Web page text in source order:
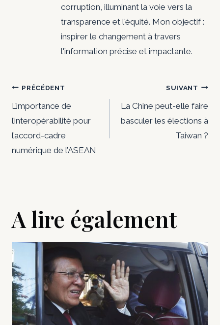
corruption, illuminant la voie vers la
transparence et l'équité. Mon objectif :
inspirer le changement à travers
l'information précise et impactante.
Navigation
de
l’article
PRÉCÉDENT
L’importance de
l’interopérabilité pour
l’accord-cadre
numérique de l’ASEAN
SUIVANT
La Chine peut-elle faire
basculer les élections à
Taiwan ?
A lire également